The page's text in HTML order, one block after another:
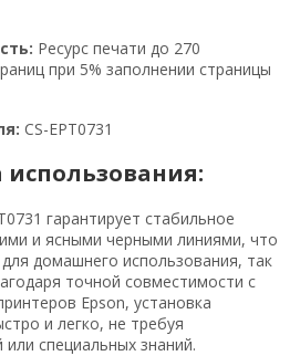
Ресурс печати до 270
при 5% заполнении страницы
CS-EPT0731
гарантирует стабильное
и ясными черными линиями, что
домашнего использования, так
точной совместимости с
Epson, установка
и легко, не требуя
специальных знаний.